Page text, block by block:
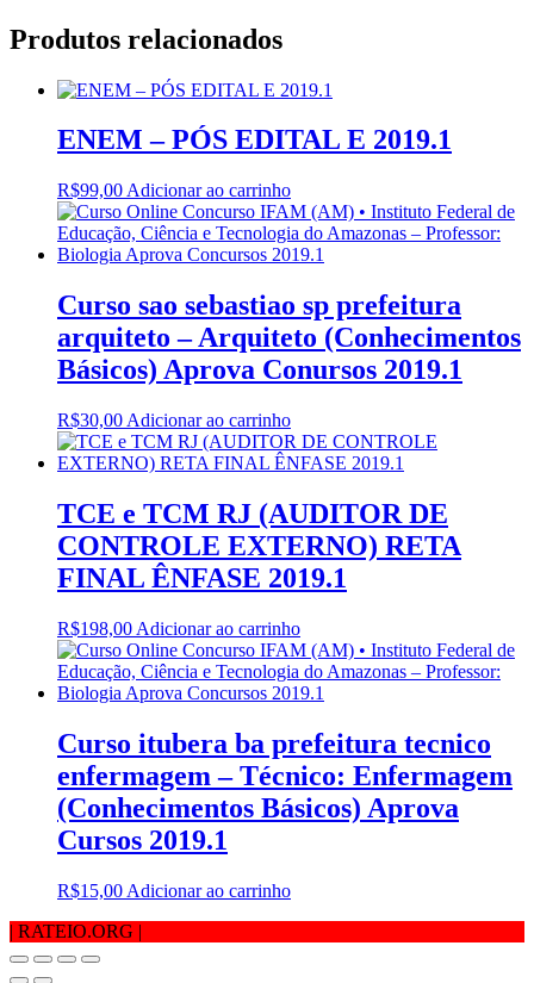
Produtos relacionados
ENEM – PÓS EDITAL E 2019.1
R$99,00 Adicionar ao carrinho
Curso sao sebastiao sp prefeitura
arquiteto – Arquiteto (Conhecimentos
Básicos) Aprova Conursos 2019.1
R$30,00 Adicionar ao carrinho
TCE e TCM RJ (AUDITOR DE
CONTROLE EXTERNO) RETA
FINAL ÊNFASE 2019.1
R$198,00 Adicionar ao carrinho
Curso itubera ba prefeitura tecnico
enfermagem – Técnico: Enfermagem
(Conhecimentos Básicos) Aprova
Cursos 2019.1
R$15,00 Adicionar ao carrinho
| RATEIO.ORG |